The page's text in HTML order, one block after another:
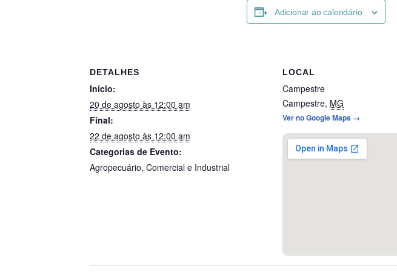
Adicionar ao calendário
DETALHES
Início:
20 de agosto às 12:00 am
Final:
22 de agosto às 12:00 am
Categorias de Evento:
Agropecuário, Comercial e Industrial
LOCAL
Campestre
Campestre, MG
Ver no Google Maps →